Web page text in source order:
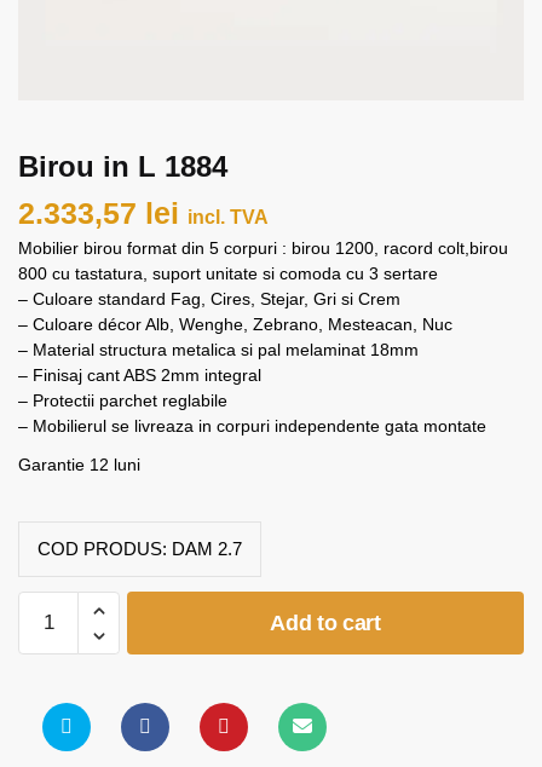
Birou in L 1884
2.333,57 lei incl. TVA
Mobilier birou format din 5 corpuri : birou 1200, racord colt,birou
800 cu tastatura, suport unitate si comoda cu 3 sertare
– Culoare standard Fag, Cires, Stejar, Gri si Crem
– Culoare décor Alb, Wenghe, Zebrano, Mesteacan, Nuc
– Material structura metalica si pal melaminat 18mm
– Finisaj cant ABS 2mm integral
– Protectii parchet reglabile
– Mobilierul se livreaza in corpuri independente gata montate
Garantie 12 luni
COD PRODUS: DAM 2.7
quantity
Add to cart